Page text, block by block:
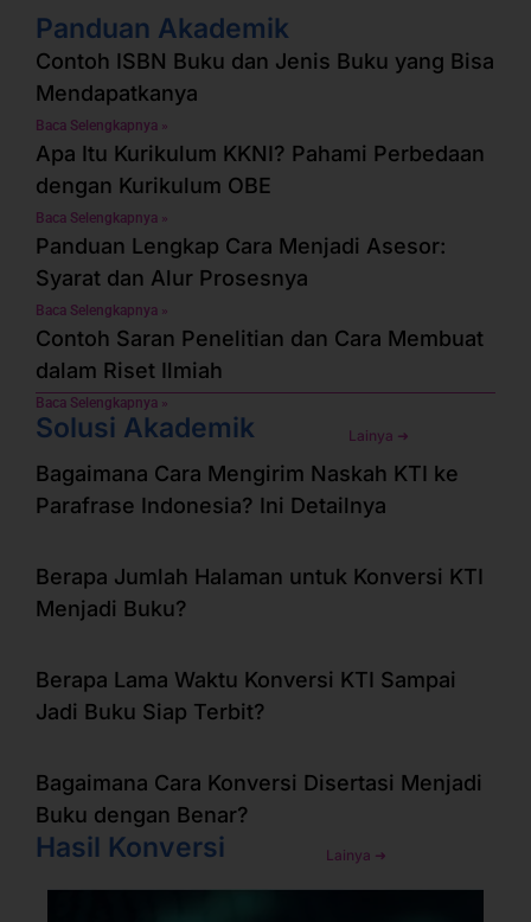
Panduan Akademik
Contoh ISBN Buku dan Jenis Buku yang Bisa
Mendapatkanya
Baca Selengkapnya »
Apa Itu Kurikulum KKNI? Pahami Perbedaan
dengan Kurikulum OBE
Baca Selengkapnya »
Panduan Lengkap Cara Menjadi Asesor:
Syarat dan Alur Prosesnya
Baca Selengkapnya »
Contoh Saran Penelitian dan Cara Membuat
dalam Riset Ilmiah
Baca Selengkapnya »
Solusi Akademik Lainya ➜
Bagaimana Cara Mengirim Naskah KTI ke
Parafrase Indonesia? Ini Detailnya
Berapa Jumlah Halaman untuk Konversi KTI
Menjadi Buku?
Berapa Lama Waktu Konversi KTI Sampai
Jadi Buku Siap Terbit?
Bagaimana Cara Konversi Disertasi Menjadi
Buku dengan Benar?
Hasil Konversi Lainya ➜